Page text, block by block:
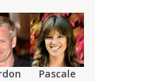
Pascale